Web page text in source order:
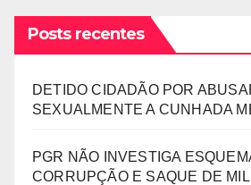
Posts recentes
DETIDO CIDADÃO POR
SEXUALMENTE A CUNHADA
PGR NÃO INVESTIGA
CORRUPÇÃO E SAQUE DE